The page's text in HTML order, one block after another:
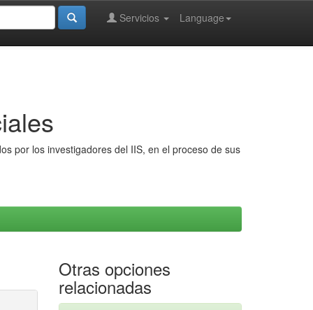
Language
Servicios
por los investigadores del IIS, en el proceso de sus
Otras opciones
relacionadas